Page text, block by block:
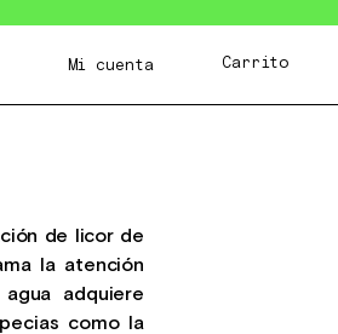
Mi cuenta Carrito
de licor de
la atención
adquiere
como la